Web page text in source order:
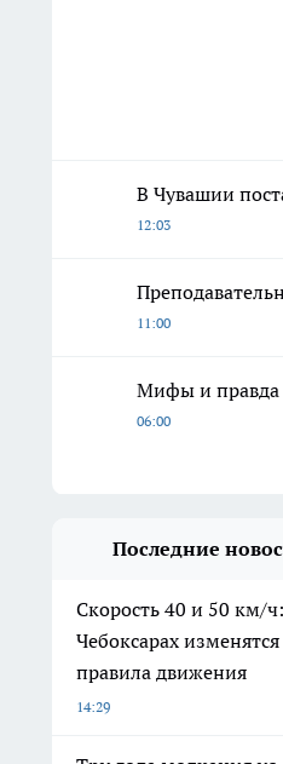
В Чувашии
12:03
11:00
Мифы и правда
06:00
Последние
Скорость 40 и 50 км/
Чебоксарах изменятся
правила движения
14:29